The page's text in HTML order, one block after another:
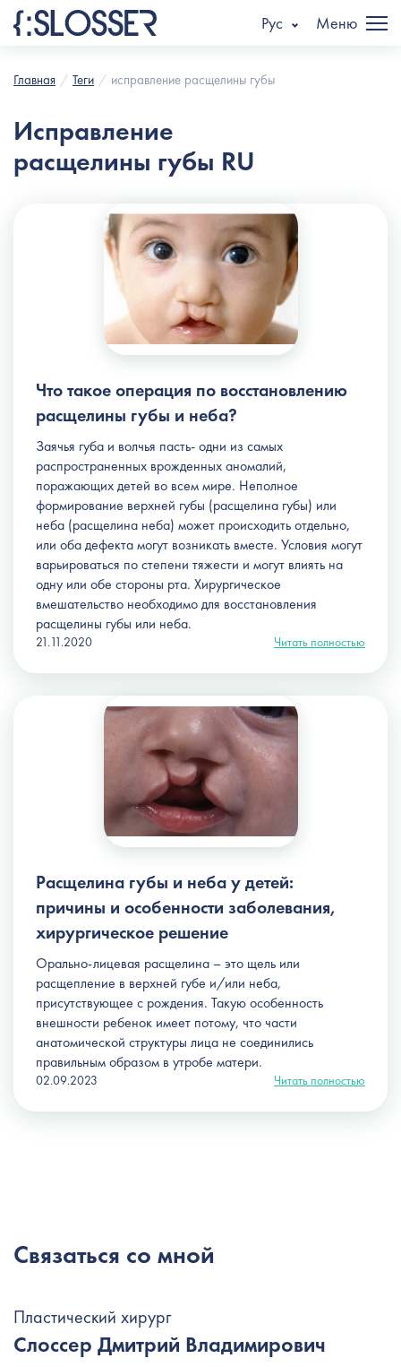
Рус Меню
Главная Теги исправление расщелины губы
Исправление
расщелины губы RU
Что такое операция по восстановлению
расщелины губы и неба?
Заячья губа и волчья пасть- одни из самых
распространенных врожденных аномалий,
поражающих детей во всем мире. Неполное
формирование верхней губы (расщелина губы) или
неба (расщелина неба) может происходить отдельно,
или оба дефекта могут возникать вместе. Условия могут
варьироваться по степени тяжести и могут влиять на
одну или обе стороны рта. Хирургическое
вмешательство необходимо для восстановления
расщелины губы или неба.
21.11.2020 Читать полностью
Расщелина губы и неба у детей:
причины и особенности заболевания,
хирургическое решение
Орально-лицевая расщелина – это щель или
расщепление в верхней губе и/или неба,
присутствующее с рождения. Такую особенность
внешности ребенок имеет потому, что части
анатомической структуры лица не соединились
правильным образом в утробе матери.
02.09.2023 Читать полностью
Связаться со мной
Пластический хирург
Слоссер Дмитрий Владимирович